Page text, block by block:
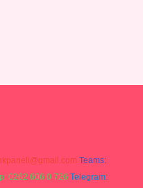
Teams:
0262 606 0 726 Telegram: